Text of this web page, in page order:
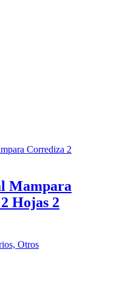
Mampara
Hojas 2
Otros